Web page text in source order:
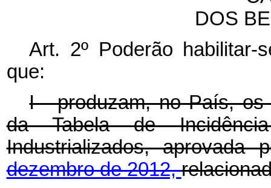
DOS
Art. 2º Poderão habilitar-
que:
I - produzam, no País, os
da Tabela de
Industrializados, aprovada
dezembro de 2012,